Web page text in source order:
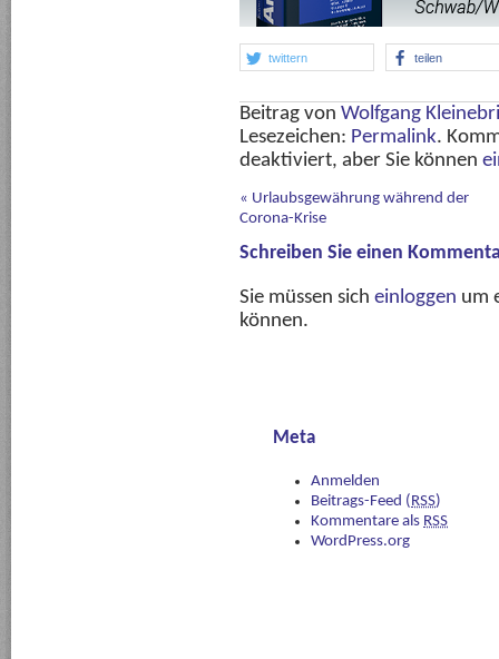
twittern teilen
Beitrag von Wolfgang
Lesezeichen: Permalink.
deaktiviert, aber Sie können
« Urlaubsgewährung während der
Corona-Krise
Schreiben Sie einen
Sie müssen sich einloggen um
können.
Meta
Anmelden
Beitrags-Feed (RSS)
Kommentare als RSS
WordPress.org